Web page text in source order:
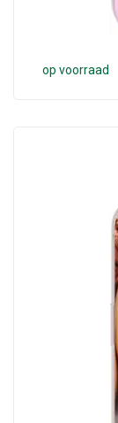
op voorraad